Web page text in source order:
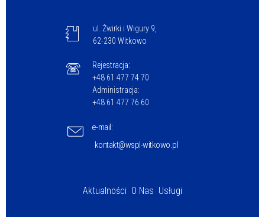
ul. Żwirki i Wigury 9,
62-230 Witkowo
Rejestracja:
+48 61 477 74 70
Administracja:
+48 61 477 76 60
e-mail:
kontakt@wspl-witkowo.pl
Aktualności O Nas Usługi